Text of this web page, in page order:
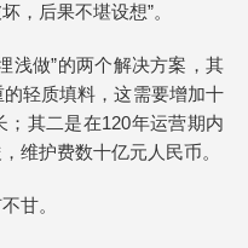
，后果不堪设想”。
浅做”的两个解决方案，其
轻质填料，这需要增加十
其二是在120年运营期内
维护费数十亿元人民币。
甘。